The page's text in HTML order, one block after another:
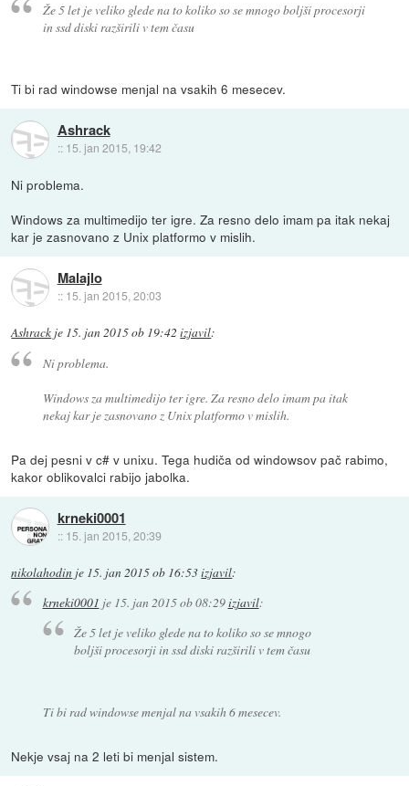
Že 5 let je veliko glede na to koliko so se mnogo boljši procesorji
in ssd diski razširili v tem času
Ti bi rad windowse menjal na vsakih 6 mesecev.
Ashrack
:: 15. jan 2015, 19:42
Ni problema.
Windows za multimedijo ter igre. Za resno delo imam pa itak nekaj
kar je zasnovano z Unix platformo v mislih.
Malajlo
:: 15. jan 2015, 20:03
Ashrack je 15. jan 2015 ob 19:42 izjavil:
Ni problema.
Windows za multimedijo ter igre. Za resno delo imam pa itak
nekaj kar je zasnovano z Unix platformo v mislih.
Pa dej pesni v c# v unixu. Tega hudiča od windowsov pač rabimo,
kakor oblikovalci rabijo jabolka.
krneki0001
:: 15. jan 2015, 20:39
nikolahodin je 15. jan 2015 ob 16:53izjavil:
krneki0001 je 15. jan 2015 ob 08:29izjavil:
Že 5 let je veliko glede na to koliko so se mnogo
boljši procesorji in ssd diski razširili v tem času
Ti bi rad windowse menjal na vsakih 6 mesecev.
Nekje vsaj na 2 leti bi menjal sistem.